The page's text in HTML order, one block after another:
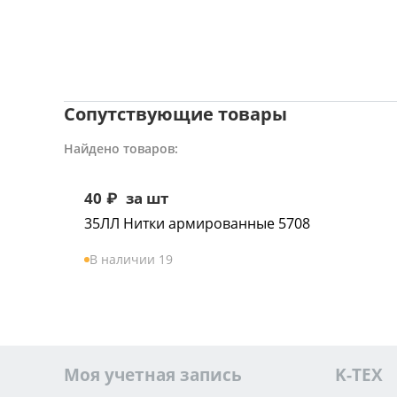
Сопутствующие товары
Найдено товаров:
40 ₽ за шт
35ЛЛ Нитки армированные 5708
В наличии 19
Моя учетная запись K-TEX